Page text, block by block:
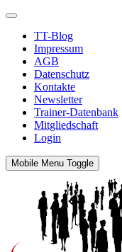
TT-Blog
Impressum
AGB
Datenschutz
Kontakte
Newsletter
Trainer-Datenbank
Mitgliedschaft
Login
Mobile Menu Toggle